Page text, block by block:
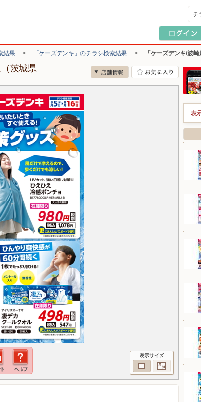
チ
結果 > 「ケーズデンキ」のチラシ検索結果 > 「ケーズデンキ/波
茨城県
表示サイズ
表